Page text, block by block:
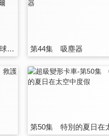
第43集 特別的國際足球聯盟翺翔艇卡爾 第44集 吸塵器